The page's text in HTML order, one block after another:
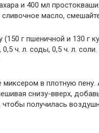
и 400 мл
сливочное масло,
(150 г пшеничной и 130 г
0,5 ч. л. соды, 0,5 ч. л.
миксером в плотную пену.
снизу-вверх,
чтобы получилась